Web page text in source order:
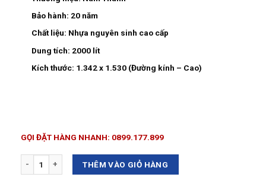
Bảo hành: 20 năm
Chất liệu: Nhựa nguyên sinh cao cấp
Dung tích: 2000 lít
Kích thước: 1.342 x 1.530 (Đường kính – Cao)
GỌI ĐẶT HÀNG NHANH: 0899.177.899
THÊM VÀO GIỎ HÀNG